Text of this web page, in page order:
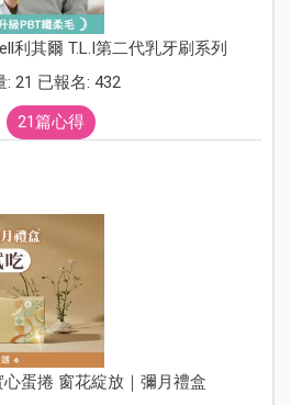
利其爾 T.L.I第二代乳牙刷系列
: 21 已報名: 432
21篇心得
心蛋捲 窗花綻放｜彌月禮盒